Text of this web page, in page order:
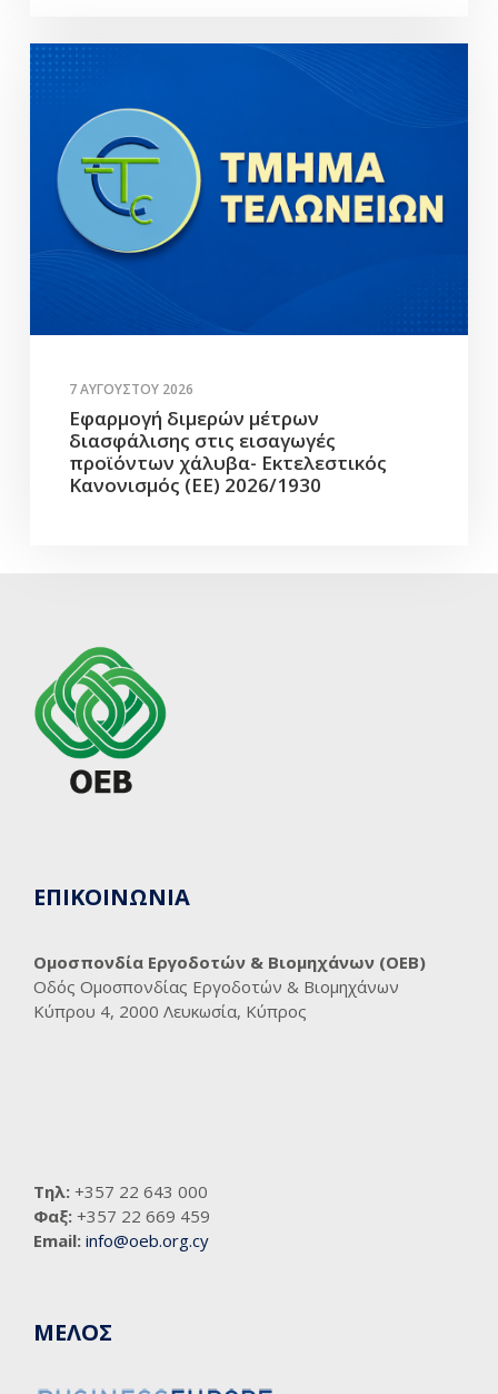
7 ΑΥΓΟΎΣΤΟΥ 2026
Εφαρμογή διμερών μέτρων
διασφάλισης στις εισαγωγές
προϊόντων χάλυβα- Εκτελεστικός
Κανονισμός (ΕΕ) 2026/1930
ΕΠΙΚΟΙΝΩΝΙΑ
Ομοσπονδία Εργοδοτών & Βιομηχάνων (ΟΕΒ)
Οδός Ομοσπονδίας Εργοδοτών & Βιομηχάνων
Κύπρου 4, 2000 Λευκωσία, Κύπρος
Τηλ: +357 22 643 000
Φαξ: +357 22 669 459
Email: info@oeb.org.cy
ΜΕΛΟΣ